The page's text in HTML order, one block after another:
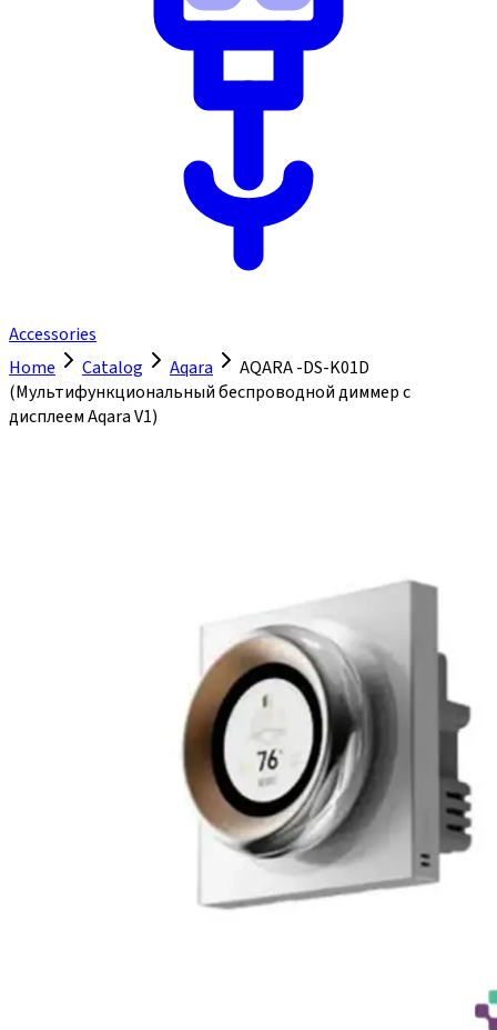
Accessories
Home
Catalog Aqara
AQARA -DS-K01D
(Мультифункциональный беспроводной диммер с
дисплеем Aqara V1)